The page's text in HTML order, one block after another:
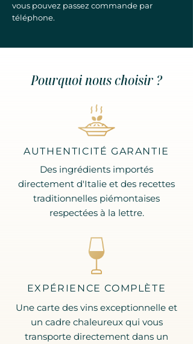
vous pouvez passez commande par
téléphone.
Pourquoi nous choisir ?
AUTHENTICITÉ GARANTIE
Des ingrédients importés
directement d'Italie et des recettes
traditionnelles piémontaises
respectées à la lettre.
EXPÉRIENCE COMPLÈTE
Une carte des vins exceptionnelle et
un cadre chaleureux qui vous
transporte directement dans un